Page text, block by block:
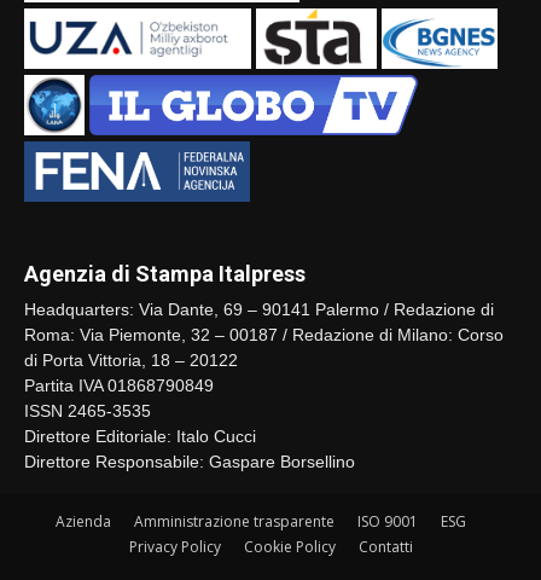
Agenzia di Stampa Italpress
Headquarters: Via Dante, 69 – 90141 Palermo / Redazione di
Roma: Via Piemonte, 32 – 00187 / Redazione di Milano: Corso
di Porta Vittoria, 18 – 20122
Partita IVA 01868790849
ISSN 2465-3535
Direttore Editoriale: Italo Cucci
Direttore Responsabile: Gaspare Borsellino
Azienda Amministrazione trasparente ISO 9001
ESG
Privacy Policy
Cookie Policy Contatti